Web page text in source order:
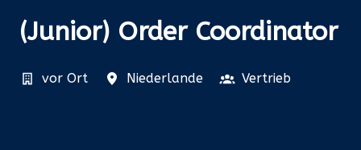
(Junior) Order Coordinator
vor Ort Niederlande Vertrieb